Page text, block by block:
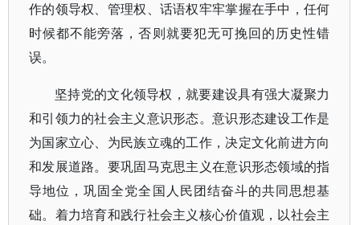
作的领导权、管理权、话语权牢牢掌握在手中，任何
时候都不能旁落，否则就要犯无可挽回的历史性错
误。
坚持党的文化领导权，就要建设具有强大凝聚力
和引领力的社会主义意识形态。意识形态建设工作是
为国家立心、为民族立魂的工作，决定文化前进方向
和发展道路。要巩固马克思主义在意识形态领域的指
导地位，巩固全党全国人民团结奋斗的共同思想基
础。着力培育和践行社会主义核心价值观，以社会主